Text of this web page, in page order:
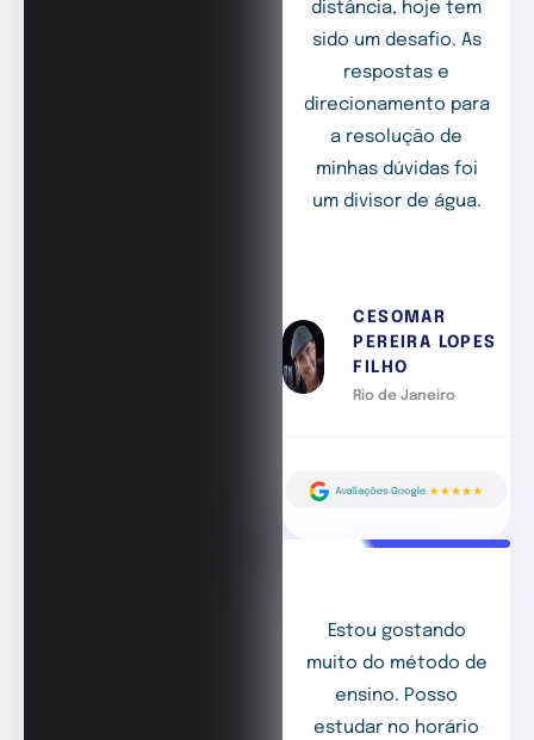
distância, hoje tem
sido um desafio. As
respostas e
direcionamento para
a resolução de
minhas dúvidas foi
um divisor de água.
CESOMAR
PEREIRA LOPES
FILHO
Rio de Janeiro
Estou gostando
muito do método de
ensino. Posso
estudar no horário